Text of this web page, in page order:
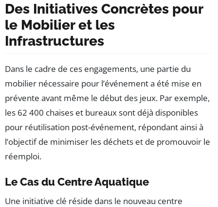
Des Initiatives Concrètes pour
le Mobilier et les
Infrastructures
Dans le cadre de ces engagements, une partie du
mobilier nécessaire pour l’événement a été mise en
prévente avant même le début des jeux. Par exemple,
les 62 400 chaises et bureaux sont déjà disponibles
pour réutilisation post-événement, répondant ainsi à
l’objectif de minimiser les déchets et de promouvoir le
réemploi.
Le Cas du Centre Aquatique
Une initiative clé réside dans le nouveau centre